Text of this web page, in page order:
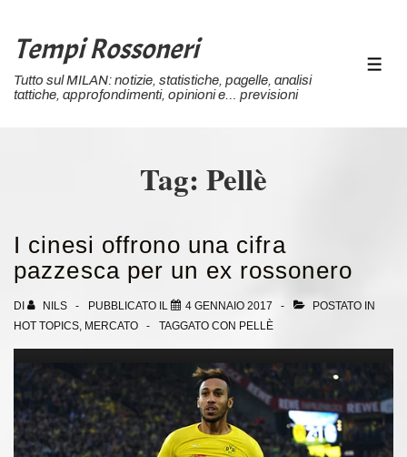
Vai
contenuto
Tempi Rossoneri
Tutto sul MILAN: notizie, statistiche, pagelle, analisi
tattiche, approfondimenti, opinioni e… previsioni
Tag: Pellè
I cinesi offrono una cifra
pazzesca per un ex rossonero
DI NILS PUBBLICATO IL 4 GENNAIO 2017
POSTATO IN
HOT TOPICS, MERCATO TAGGATO CON PELLÈ